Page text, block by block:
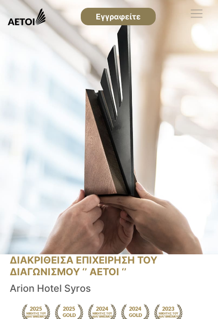
Εγγραφείτε
ΔΙΑΚΡΙΘΕΙΣΑ ΕΠΙΧΕΙΡΗΣΗ ΤΟΥ
ΔΙΑΓΩΝΙΣΜΟΥ ‘’ ΑΕΤΟΙ ‘’
Arion Hotel Syros